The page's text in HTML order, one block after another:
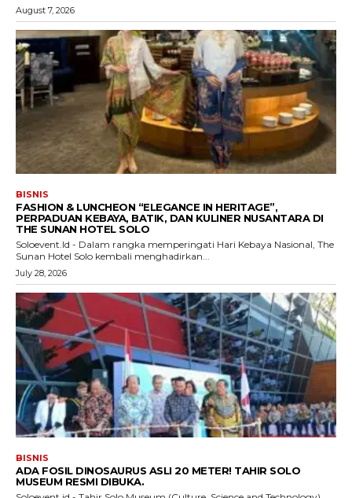
August 7, 2026
BISNIS
FASHION & LUNCHEON “ELEGANCE IN HERITAGE”,
PERPADUAN KEBAYA, BATIK, DAN KULINER NUSANTARA DI
THE SUNAN HOTEL SOLO
Soloevent.Id - Dalam rangka memperingati Hari Kebaya Nasional, The
Sunan Hotel Solo kembali menghadirkan...
July 28, 2026
BISNIS
ADA FOSIL DINOSAURUS ASLI 20 METER! TAHIR SOLO
MUSEUM RESMI DIBUKA.